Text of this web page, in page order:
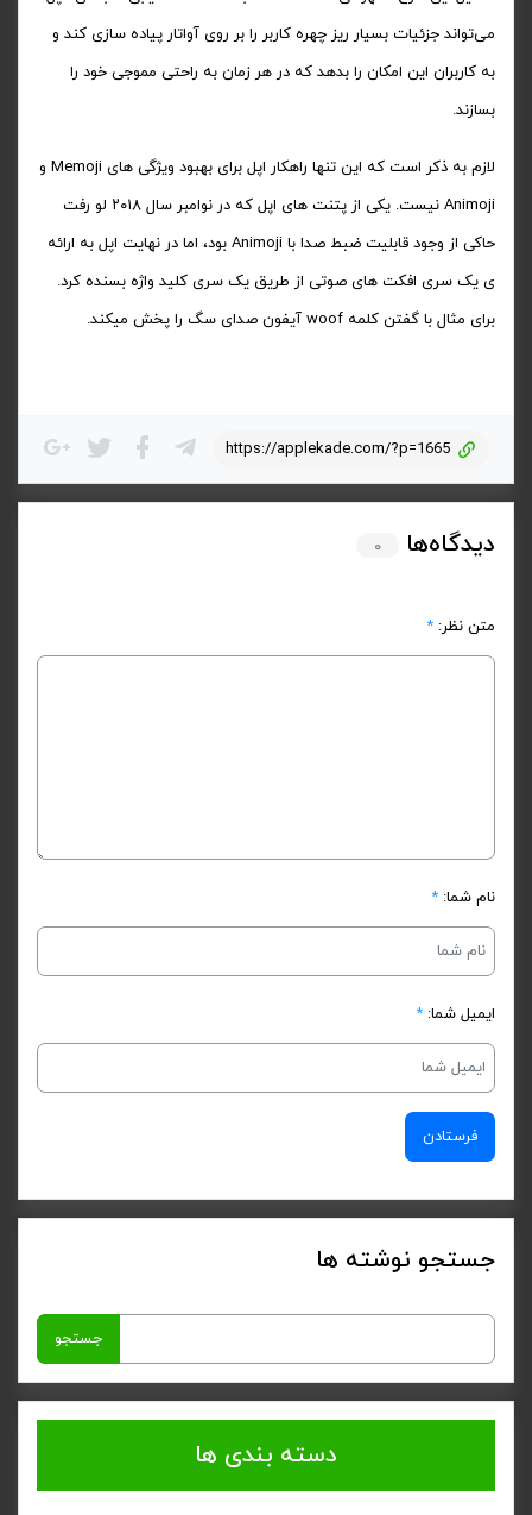
می‌تواند جزئیات بسیار ریز چهره کاربر را بر روی آواتار پیاده سازی کند و
به کاربران این امکان را بدهد که در هر زمان به راحتی مموجی خود را
بسازند.
لازم به ذکر است که این تنها راهکار اپل برای بهبود ویژگی های Memoji و
Animoji نیست. یکی از پتنت های اپل که در نوامبر سال ۲۰۱۸ لو رفت
حاکی از وجود قابلیت ضبط صدا با Animoji بود، اما در نهایت اپل به ارائه
ی یک سری افکت های صوتی از طریق یک سری کلید واژه بسنده کرد.
برای مثال با گفتن کلمه woof آیفون صدای سگ را پخش میکند.
https://applekade.com/?p=1665
دیدگاه‌ها ۰
متن نظر: *
نام شما: *
ایمیل شما: *
جستجو نوشته ها
برای:
دسته بندی ها